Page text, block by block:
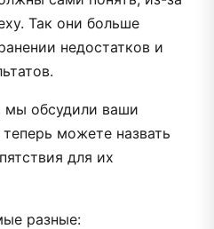
Так они больше
недостатков и
мы обсудили ваши
можете назвать
для их
разные: